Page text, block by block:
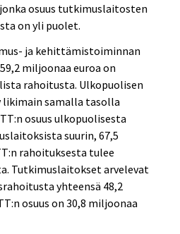
osuus tutkimuslaitosten
on yli puolet.
ja kehittämistoiminnan
miljoonaa euroa on
rahoitusta. Ulkopuolisen
likimain samalla tasolla
osuus ulkopuolisesta
suurin, 67,5
rahoituksesta tulee
Tutkimuslaitokset arvelevat
yhteensä 48,2
osuus on 30,8 miljoonaa